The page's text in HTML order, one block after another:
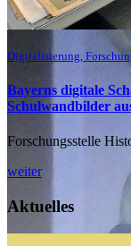
Digitalisierung,
Bayerns digitale
Schulwandbilder
Forschungsstelle
weiter
Aktuelles